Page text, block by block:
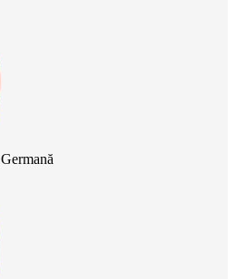
Germană